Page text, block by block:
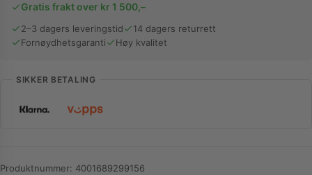
1000
brikker
Gratis frakt over kr 1 500,–
2–3 dagers leveringstid
14 dagers returrett
Fornøydhetsgaranti
Høy kvalitet
SIKKER BETALING
Produktnummer: 4001689299156